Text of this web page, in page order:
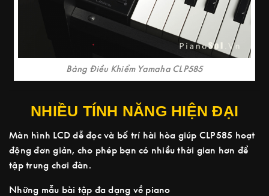
Bảng Điều Khiểm Yamaha CLP585
NHIỀU TÍNH NĂNG HIỆN ĐẠI
Màn hình LCD dễ đọc và bố trí hài hòa giúp CLP585 hoạt
động đơn giản, cho phép bạn có nhiều thời gian hơn để
tập trung chơi đàn.
Những mẫu bài tập đa dạng về piano